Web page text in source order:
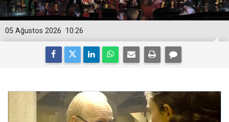
10:26
05 Ağustos 2026